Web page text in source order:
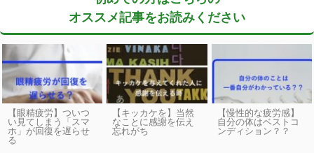
オススメ記事をお読みください
【眼精疲労】ついつ
い見てしまう「スマ
ホ」が回復を遅らせ
る
【キッカケを】当然
なことに感謝を伝え
忘れがち
【慢性的な疲労感】
自分の体はベストコ
ンディション？？